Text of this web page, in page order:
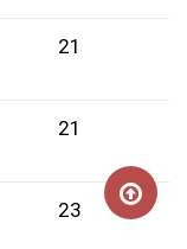
21
21
23